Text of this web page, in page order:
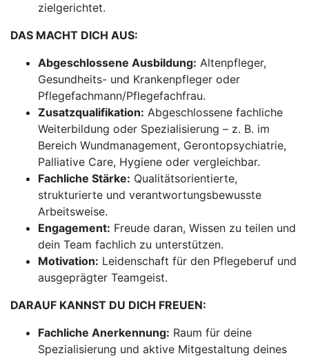
zielgerichtet.
DAS MACHT DICH AUS:
Abgeschlossene Ausbildung: Altenpfleger,
Gesundheits- und Krankenpfleger oder
Pflegefachmann/Pflegefachfrau.
Zusatzqualifikation: Abgeschlossene fachliche
Weiterbildung oder Spezialisierung – z. B. im
Bereich Wundmanagement, Gerontopsychiatrie,
Palliative Care, Hygiene oder vergleichbar.
Fachliche Stärke: Qualitätsorientierte,
strukturierte und verantwortungsbewusste
Arbeitsweise.
Engagement: Freude daran, Wissen zu teilen und
dein Team fachlich zu unterstützen.
Motivation: Leidenschaft für den Pflegeberuf und
ausgeprägter Teamgeist.
DARAUF KANNST DU DICH FREUEN:
Fachliche Anerkennung: Raum für deine
Spezialisierung und aktive Mitgestaltung deines